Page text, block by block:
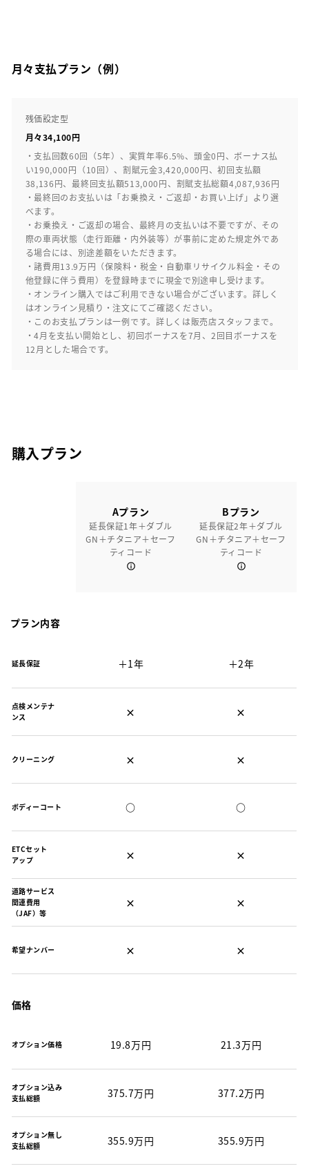
月々支払プラン（例）
残価設定型
月々34,100円
・支払回数60回（5年）、実質年率6.5%、頭金0円、ボーナス払
い190,000円（10回）、割賦元金3,420,000円、初回支払額
38,136円、最終回支払額513,000円、割賦支払総額4,087,936円
・最終回のお支払いは「お乗換え・ご返却・お買い上げ」より選
べます。
・お乗換え・ご返却の場合、最終月の支払いは不要ですが、その
際の車両状態（走行距離・内外装等）が事前に定めた規定外であ
る場合には、別途差額をいただきます。
・諸費用13.9万円（保険料・税金・自動車リサイクル料金・その
他登録に伴う費用）を登録時までに現金で別途申し受けます。
・オンライン購入ではご利用できない場合がございます。詳しく
はオンライン見積り・注文にてご確認ください。
・このお支払プランは一例です。詳しくは販売店スタッフまで。
・4月を支払い開始とし、初回ボーナスを7月、2回目ボーナスを
12月とした場合です。
購入プラン
Aプラン
延長保証1年＋ダブル
GN＋チタニア＋セーフ
ティコード
Bプラン
延長保証2年＋ダブル
GN＋チタニア＋セーフ
ティコード
プラン内容
延長保証 ＋1年 ＋2年
点検メンテナ
ンス
× ×
クリーニング × ×
ボディーコート ○ ○
ETCセット
アップ
× ×
道路サービス
関連費用
（JAF）等
× ×
希望ナンバー × ×
価格
オプション価格 19.8万円 21.3万円
オプション込み
支払総額
375.7万円 377.2万円
オプション無し
支払総額
355.9万円 355.9万円